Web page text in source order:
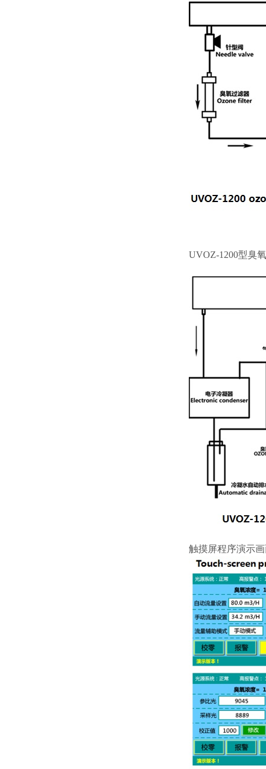
UVOZ-1200型臭
触摸屏程序演示